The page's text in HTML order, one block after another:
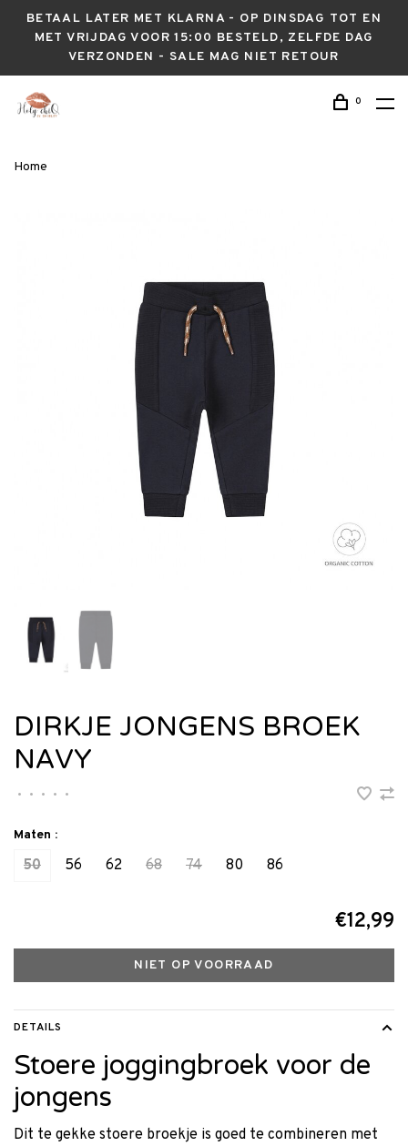
BETAAL LATER MET KLARNA - OP DINSDAG TOT EN
MET VRIJDAG VOOR 15:00 BESTELD, ZELFDE DAG
VERZONDEN - SALE MAG NIET RETOUR
0
Home
DIRKJE JONGENS BROEK
NAVY
• • • • •
Maten :
50 56 62 68 74 80 86
€12,99
NIET OP VOORRAAD
DETAILS
Stoere joggingbroek voor de
jongens
Dit te gekke stoere broekje is goed te combineren met